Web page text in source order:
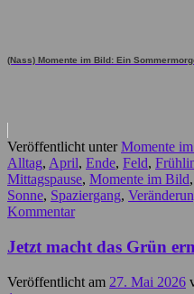
(Nass) Momente im Bild: Ein
Veröffentlicht unter Momente
Alltag, April, Ende, Feld,
Mittagspause, Momente im Bild,
Sonne, Spaziergang,
Kommentar
Jetzt macht das Grün
Veröffentlicht am 27. Mai 2026